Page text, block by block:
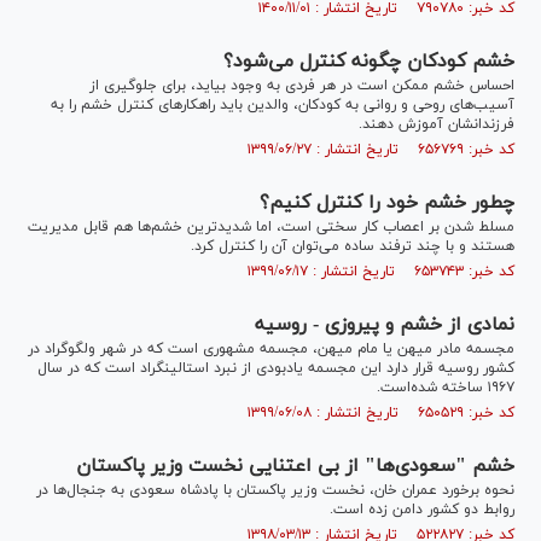
کد خبر: ۷۹۰۷۸۰ تاریخ انتشار : ۱۴۰۰/۱۱/۰۱
خشم کودکان چگونه کنترل می‌شود؟
احساس خشم ممکن است در هر فردی به وجود بیاید، برای جلوگیری از
آسیب‌های روحی و روانی به کودکان، والدین باید راهکار‌های کنترل خشم را به
فرزندانشان آموزش دهند.
کد خبر: ۶۵۶۷۶۹ تاریخ انتشار : ۱۳۹۹/۰۶/۲۷
چطور خشم خود را کنترل کنیم؟
مسلط شدن بر اعصاب کار سختی است، اما شدیدترین خشم‌ها هم قابل مدیریت
هستند و با چند ترفند ساده می‌توان آن را کنترل کرد.
کد خبر: ۶۵۳۷۴۳ تاریخ انتشار : ۱۳۹۹/۰۶/۱۷
نمادی از خشم و پیروزی - روسیه
مجسمه مادر میهن یا مام میهن، مجسمه مشهوری است که در شهر ولگوگراد در
کشور روسیه قرار دارد این مجسمه یادبودی از نبرد استالینگراد است که در سال
۱۹۶۷ ساخته شده‌است.
کد خبر: ۶۵۰۵۲۹ تاریخ انتشار : ۱۳۹۹/۰۶/۰۸
خشم "سعودی‌ها" از بی اعتنایی نخست وزیر پاکستان
نحوه برخورد عمران خان، نخست وزیر پاکستان با پادشاه سعودی به جنجال‌ها در
روابط دو کشور دامن زده است.
کد خبر: ۵۲۲۸۲۷ تاریخ انتشار : ۱۳۹۸/۰۳/۱۳